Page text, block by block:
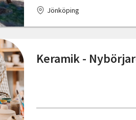
Jönköping
Keramik -